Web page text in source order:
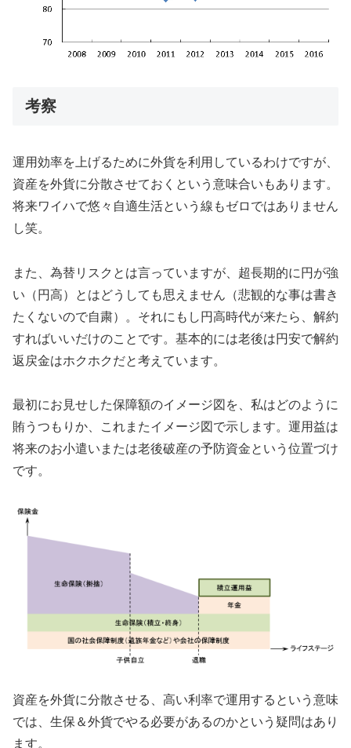
考察
運用効率を上げるために外貨を利用しているわけですが、
資産を外貨に分散させておくという意味合いもあります。
将来ワイハで悠々自適生活という線もゼロではありません
し笑。
また、為替リスクとは言っていますが、超長期的に円が強
い（円高）とはどうしても思えません（悲観的な事は書き
たくないので自粛）。それにもし円高時代が来たら、解約
すればいいだけのことです。基本的には老後は円安で解約
返戻金はホクホクだと考えています。
最初にお見せした保障額のイメージ図を、私はどのように
賄うつもりか、これまたイメージ図で示します。運用益は
将来のお小遣いまたは老後破産の予防資金という位置づけ
です。
資産を外貨に分散させる、高い利率で運用するという意味
では、生保＆外貨でやる必要があるのかという疑問はあり
ます。